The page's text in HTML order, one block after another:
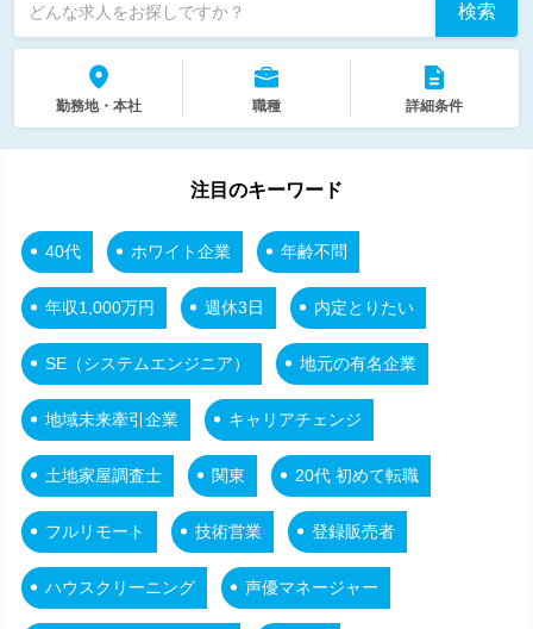
どんな求人をお探しですか？ 検索
勤務地・本社 職種 詳細条件
注目のキーワード
40代 ホワイト企業 年齢不問
年収1,000万円 週休3日 内定とりたい
SE（システムエンジニア） 地元の有名企業
地域未来牽引企業 キャリアチェンジ
土地家屋調査士 関東 20代 初めて転職
フルリモート 技術営業 登録販売者
ハウスクリーニング 声優マネージャー